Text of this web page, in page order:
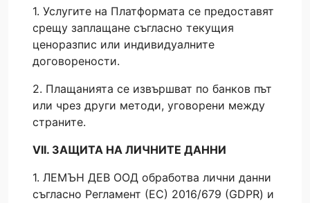
1. Услугите на Платформата се предоставят
срещу заплащане съгласно текущия
ценоразпис или индивидуалните
договорености.
2. Плащанията се извършват по банков път
или чрез други методи, уговорени между
страните.
VII. ЗАЩИТА НА ЛИЧНИТЕ ДАННИ
1. ЛЕМЪН ДЕВ ООД обработва лични данни
съгласно Регламент (ЕС) 2016/679 (GDPR) и